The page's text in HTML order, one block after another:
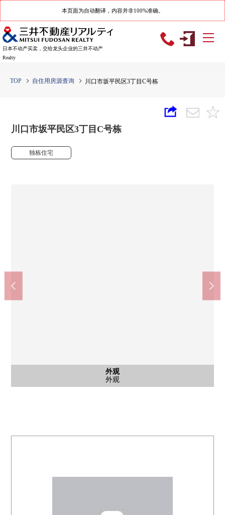
本页面为自动翻译，内容并非100%准确。
日本不动产买卖，交给龙头企业的三井不动产
Realty
TOP 自住用房源查询 川口市坂平民区3丁目C号栋
川口市坂平民区3丁目C号栋
独栋住宅
外观
外观
房型图(平面图)
房型图
外观
外观
外观
外观
外观
外观